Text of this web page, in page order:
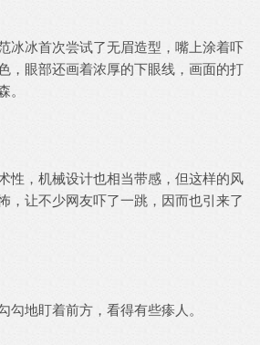
冰冰首次尝试了无眉造型，嘴上涂着吓
，眼部还画着浓厚的下眼线，画面的打
。
性，机械设计也相当带感，但这样的风
，让不少网友吓了一跳，因而也引来了
勾地盯着前方，看得有些瘆人。